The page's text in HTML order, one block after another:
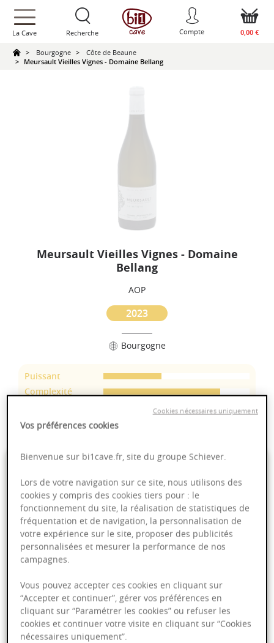
text.skipToContent
text.skipToNavigation
La Cave Recherche Compte 0,00 €
Bourgogne
Côte de Beaune
Meursault Vieilles Vignes - Domaine Bellang
Meursault Vieilles Vignes - Domaine
Bellang
AOP
2023
Bourgogne
Puissant
Complexité
Fruité
49,00 €
75cl- soit 65,33 €/ L
Livraison offerte dans nos points de vente
Emballage anti-casse
Vos préférences cookies
Bienvenue sur bi1cave.fr, site du groupe Schiever.
Lors de votre navigation sur ce site, nous utilisons des
cookies y compris des cookies tiers pour : le
fonctionnement du site, la réalisation de statistiques de
fréquentation et de navigation, la personnalisation de
votre expérience sur le site, proposer des publicités
personnalisées et mesurer la performance de nos
campagnes.
Vous pouvez accepter ces cookies en cliquant sur
“Accepter et continuer”, gérer vos préférences en
cliquant sur “Paramétrer les cookies” ou refuser les
cookies et continuer votre visite en cliquant sur “Cookies
nécessaires uniquement”.
Cookies nécessaires uniquement